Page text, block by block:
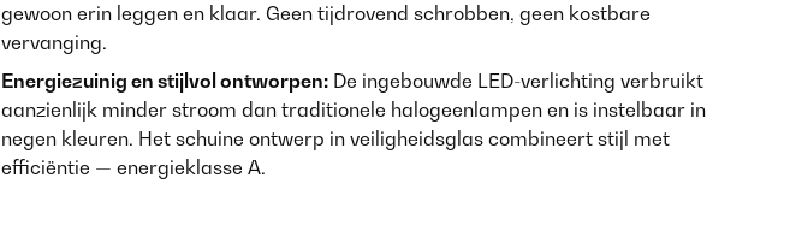
gewoon erin leggen en klaar. Geen tijdrovend schrobben, geen kostbare
vervanging.
Energiezuinig en stijlvol ontworpen: De ingebouwde LED-verlichting verbruikt
aanzienlijk minder stroom dan traditionele halogeenlampen en is instelbaar in
negen kleuren. Het schuine ontwerp in veiligheidsglas combineert stijl met
efficiëntie — energieklasse A.